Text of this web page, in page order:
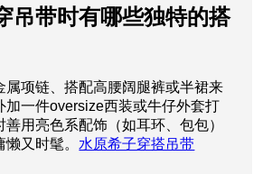
吊带时有哪些独特的搭
属项链、搭配高腰阔腿裤或半裙来
加一件oversize西装或牛仔外套打
用亮色系配饰（如耳环、包包）
又时髦。 水原希子穿搭吊带